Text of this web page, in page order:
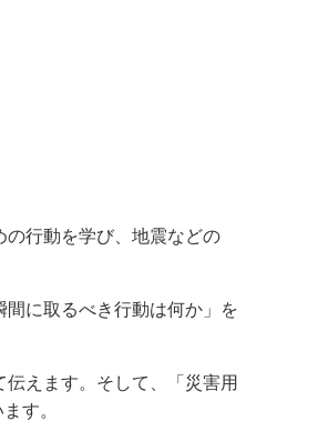
行動を学び、地震などの
に取るべき行動は何か」を
えます。そして、「災害用
す。